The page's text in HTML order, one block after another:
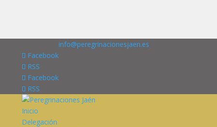
info@peregrinacionesjaen.es
Facebook
RSS
Facebook
RSS
Inicio
Delegación